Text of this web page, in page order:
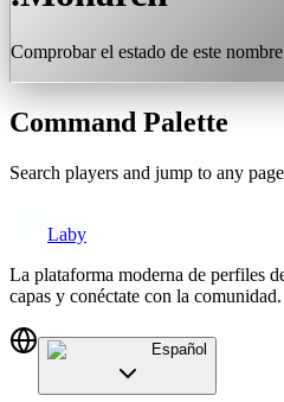
Comprobar el estado de este
Command Palette
Search players and jump to any
Laby
La plataforma moderna de perfiles
capas y conéctate con la comunidad.
Español